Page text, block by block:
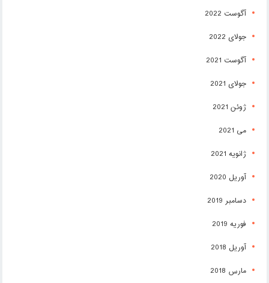
آگوست 2022
جولای 2022
آگوست 2021
جولای 2021
ژوئن 2021
می 2021
ژانویه 2021
آوریل 2020
دسامبر 2019
فوریه 2019
آوریل 2018
مارس 2018